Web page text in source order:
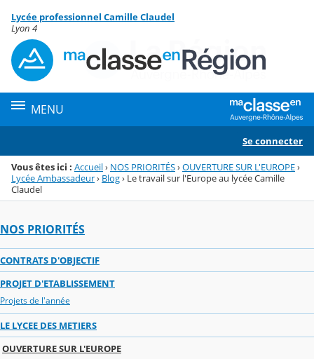
Menu de la rubrique
Contenu
Lycée professionnel Camille Claudel
Lyon 4
MENU
Se connecter
Vous êtes ici : Accueil› NOS PRIORITÉS›OUVERTURE SUR L'EUROPE›
Lycée Ambassadeur› Blog› Le travail sur l'Europe au lycée Camille
Claudel
NOS PRIORITÉS
CONTRATS D'OBJECTIF
PROJET D'ETABLISSEMENT
Projets de l'année
LE LYCEE DES METIERS
OUVERTURE SUR L'EUROPE